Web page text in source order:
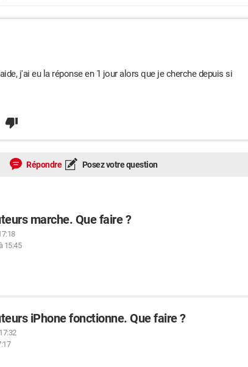
j'ai eu la réponse en 1 jour alors que je cherche depuis si
Répondre Posez votre question
marche. Que faire ?
15:45
iPhone fonctionne. Que faire ?